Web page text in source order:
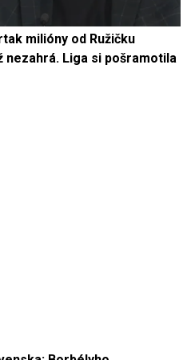
milióny od Ružičku
nezahrá. Liga si pošramotila